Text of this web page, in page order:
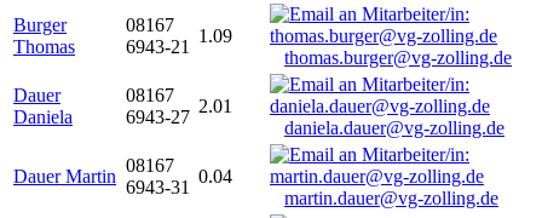
Burger
Thomas
08167
6943-21
1.09
thomas.burger@vg-zolling.de
Dauer
Daniela
08167
6943-27
2.01
daniela.dauer@vg-zolling.de
Dauer Martin
08167
6943-31
0.04
martin.dauer@vg-zolling.de